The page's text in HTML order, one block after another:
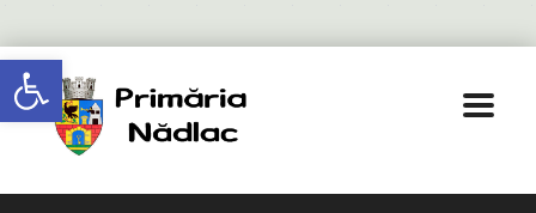
Deschide bara de unelte